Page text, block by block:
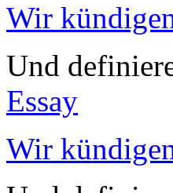
Wir
Und
Essay
Wir